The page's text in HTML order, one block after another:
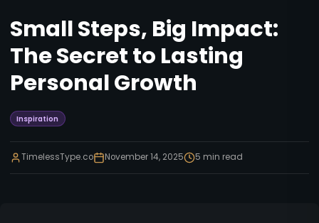
Small Steps, Big Impact:
The Secret to Lasting
Personal Growth
Inspiration
TimelessType.co November 14, 2025 5 min read